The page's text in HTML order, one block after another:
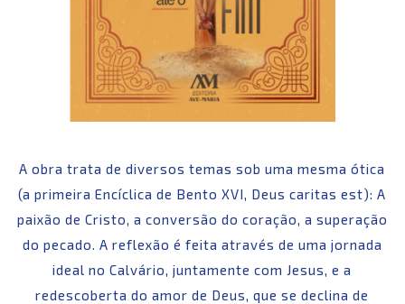
A obra trata de diversos temas sob uma mesma ótica
(a primeira Encíclica de Bento XVI, Deus caritas est): A
paixão de Cristo, a conversão do coração, a superação
do pecado. A reflexão é feita através de uma jornada
ideal no Calvário, juntamente com Jesus, e a
redescoberta do amor de Deus, que se declina de